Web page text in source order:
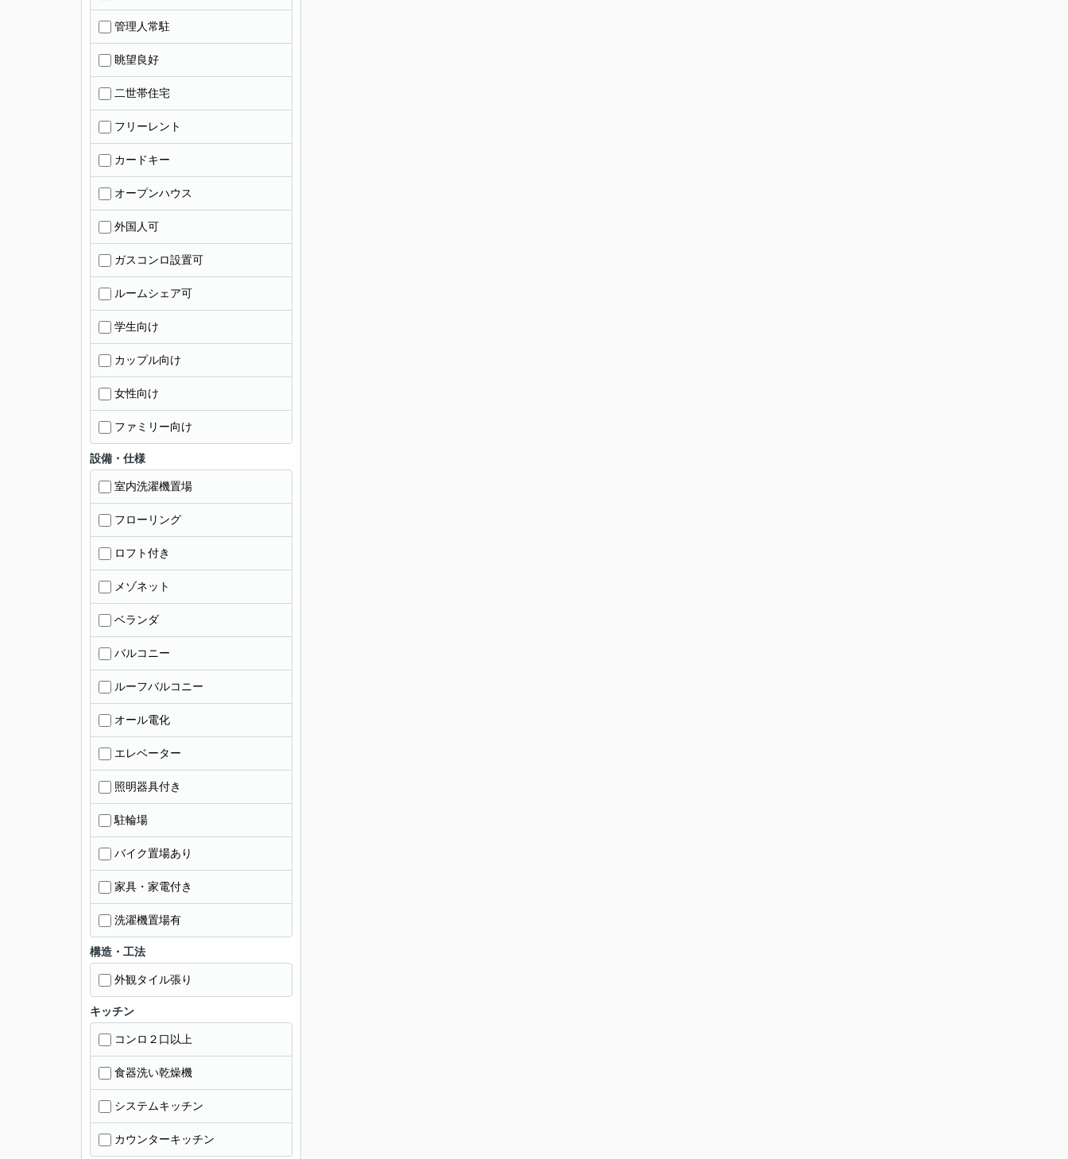
管理人常駐
眺望良好
二世帯住宅
フリーレント
カードキー
オープンハウス
外国人可
ガスコンロ設置可
ルームシェア可
学生向け
カップル向け
女性向け
ファミリー向け
設備・仕様
室内洗濯機置場
フローリング
ロフト付き
メゾネット
ベランダ
バルコニー
ルーフバルコニー
オール電化
エレベーター
照明器具付き
駐輪場
バイク置場あり
家具・家電付き
洗濯機置場有
構造・工法
外観タイル張り
キッチン
コンロ２口以上
食器洗い乾燥機
システムキッチン
カウンターキッチン